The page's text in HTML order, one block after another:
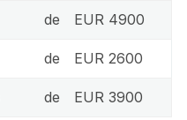
de EUR 4900
de EUR 2600
de EUR 3900